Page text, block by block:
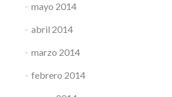
mayo 2014
abril 2014
marzo 2014
febrero 2014